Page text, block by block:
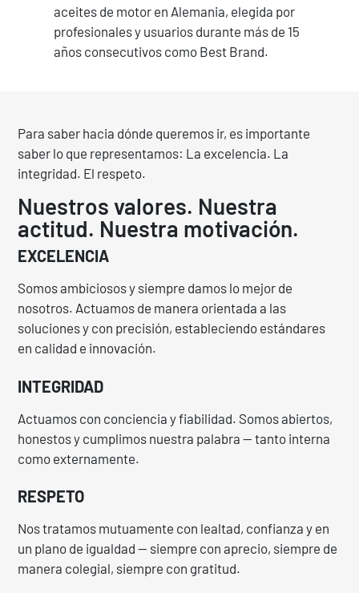
aceites de motor en Alemania, elegida por
profesionales y usuarios durante más de 15
años consecutivos como Best Brand.
Para saber hacia dónde queremos ir, es importante
saber lo que representamos: La excelencia. La
integridad. El respeto.
Nuestros valores. Nuestra
actitud. Nuestra moti­va­ción.
EXCELENCIA
Somos ambiciosos y siempre damos lo mejor de
nosotros. Actuamos de manera orientada a las
soluciones y con precisión, estableciendo estándares
en calidad e innovación.
INTEGRIDAD
Actuamos con conciencia y fiabilidad. Somos abiertos,
honestos y cumplimos nuestra palabra — tanto interna
como externamente.
RESPETO
Nos tratamos mutuamente con lealtad, confianza y en
un plano de igualdad — siempre con aprecio, siempre de
manera colegial, siempre con gratitud.